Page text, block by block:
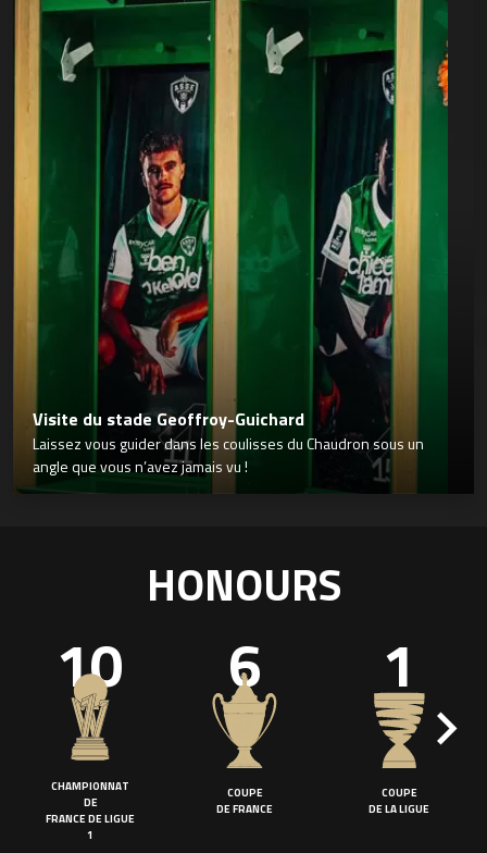
Visite du stade Geoffroy-Guichard
Laissez vous guider dans les coulisses du Chaudron sous un
angle que vous n’avez jamais vu !
HONOURS
10
CHAMPIONNAT
DE
FRANCE DE LIGUE
1
6
COUPE
DE FRANCE
1
COUPE
DE LA LIGUE